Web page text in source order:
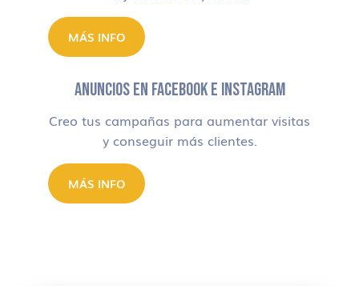
MÁS INFO
ANUNCIOS EN FACEBOOK E INSTAGRAM
Creo tus campañas para aumentar visitas
y conseguir más clientes.
MÁS INFO